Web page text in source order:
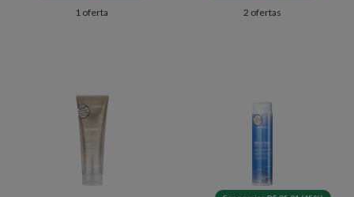
1 oferta 2 ofertas